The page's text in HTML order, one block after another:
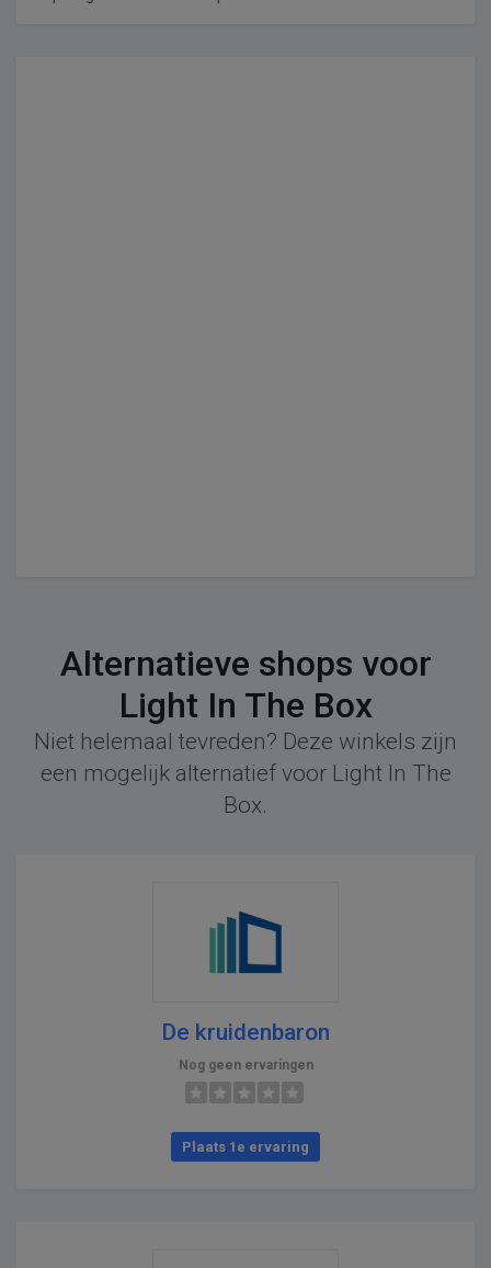
Alternatieve shops voor
Light In The Box
Niet helemaal tevreden? Deze winkels zijn
een mogelijk alternatief voor Light In The
Box.
De kruidenbaron
Nog geen ervaringen
Plaats 1e ervaring